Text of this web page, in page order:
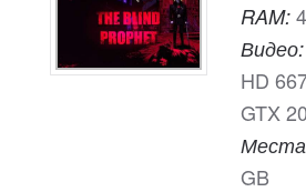
RAM:
Видео:
HD
GTX
Места
GB